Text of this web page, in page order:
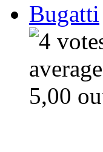
Bugatti